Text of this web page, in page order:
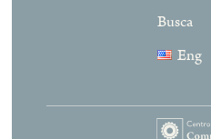
Busca
Eng